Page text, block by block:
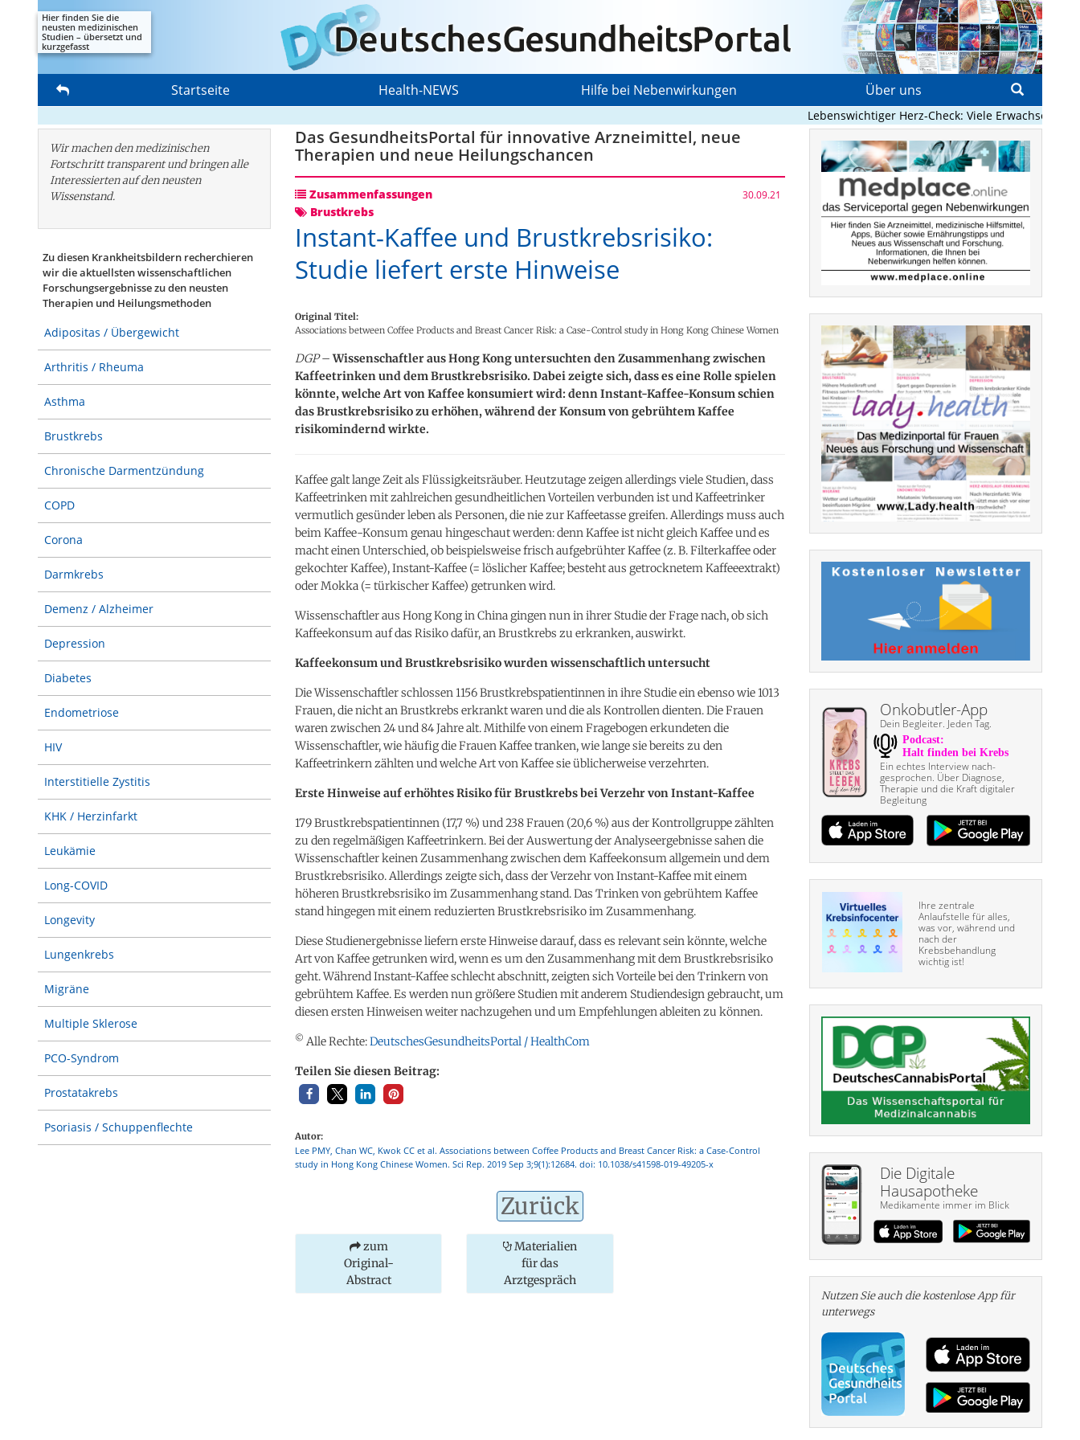
Hier finden Sie die
neusten medizinischen
Studien – übersetzt und
kurzgefasst
Startseite Health-NEWS Hilfe bei Nebenwirkungen Über uns
Lebenswichtiger Herz-Check: Viele Erwachsene mit
Wir machen den medizinischen
Fortschritt transparent und bringen alle
Interessierten auf den neusten
Wissenstand.
Zu diesen Krankheitsbildern recherchieren
wir die aktuellsten wissenschaftlichen
Forschungs­ergebnisse zu den neusten
Therapien und Heilungsmethoden
Adipositas / Übergewicht
Arthritis / Rheuma
Asthma
Brustkrebs
Chronische Darmentzündung
COPD
Corona
Darmkrebs
Demenz / Alzheimer
Depression
Diabetes
Endometriose
HIV
Interstitielle Zystitis
KHK / Herzinfarkt
Leukämie
Long-COVID
Longevity
Lungenkrebs
Migräne
Multiple Sklerose
PCO-Syndrom
Prostatakrebs
Psoriasis / Schuppenflechte
Das GesundheitsPortal für innovative Arzneimittel, neue
Therapien und neue Heilungschancen
Zusammenfassungen 30.09.21
Brustkrebs
Instant-Kaffee und Brustkrebsrisiko:
Studie liefert erste Hinweise
Original Titel:
Associations between Coffee Products and Breast Cancer Risk: a Case-Control study in Hong Kong Chinese Women
DGP–Wissenschaftler aus Hong Kong untersuchten den Zusammenhang zwischen
Kaffeetrinken und dem Brustkrebsrisiko. Dabei zeigte sich, dass es eine Rolle spielen
könnte, welche Art von Kaffee konsumiert wird: denn Instant-Kaffee-Konsum schien
das Brustkrebsrisiko zu erhöhen, während der Konsum von gebrühtem Kaffee
risikomindernd wirkte.
Kaffee galt lange Zeit als Flüssigkeitsräuber. Heutzutage zeigen allerdings viele Studien, dass
Kaffeetrinken mit zahlreichen gesundheitlichen Vorteilen verbunden ist und Kaffeetrinker
vermutlich gesünder leben als Personen, die nie zur Kaffeetasse greifen. Allerdings muss auch
beim Kaffee-Konsum genau hingeschaut werden: denn Kaffee ist nicht gleich Kaffee und es
macht einen Unterschied, ob beispielsweise frisch aufgebrühter Kaffee (z. B. Filterkaffee oder
gekochter Kaffee), Instant-Kaffee (= löslicher Kaffee; besteht aus getrocknetem Kaffeeextrakt)
oder Mokka (= türkischer Kaffee) getrunken wird.
Wissenschaftler aus Hong Kong in China gingen nun in ihrer Studie der Frage nach, ob sich
Kaffeekonsum auf das Risiko dafür, an Brustkrebs zu erkranken, auswirkt.
Kaffeekonsum und Brustkrebsrisiko wurden wissenschaftlich untersucht
Die Wissenschaftler schlossen 1156 Brustkrebspatientinnen in ihre Studie ein ebenso wie 1013
Frauen, die nicht an Brustkrebs erkrankt waren und die als Kontrollen dienten. Die Frauen
waren zwischen 24 und 84 Jahre alt. Mithilfe von einem Fragebogen erkundeten die
Wissenschaftler, wie häufig die Frauen Kaffee tranken, wie lange sie bereits zu den
Kaffeetrinkern zählten und welche Art von Kaffee sie üblicherweise verzehrten.
Erste Hinweise auf erhöhtes Risiko für Brustkrebs bei Verzehr von Instant-Kaffee
179 Brustkrebspatientinnen (17,7 %) und 238 Frauen (20,6 %) aus der Kontrollgruppe zählten
zu den regelmäßigen Kaffeetrinkern. Bei der Auswertung der Analyseergebnisse sahen die
Wissenschaftler keinen Zusammenhang zwischen dem Kaffeekonsum allgemein und dem
Brustkrebsrisiko. Allerdings zeigte sich, dass der Verzehr von Instant-Kaffee mit einem
höheren Brustkrebsrisiko im Zusammenhang stand. Das Trinken von gebrühtem Kaffee
stand hingegen mit einem reduzierten Brustkrebsrisiko im Zusammenhang.
Diese Studienergebnisse liefern erste Hinweise darauf, dass es relevant sein könnte, welche
Art von Kaffee getrunken wird, wenn es um den Zusammenhang mit dem Brustkrebsrisiko
geht. Während Instant-Kaffee schlecht abschnitt, zeigten sich Vorteile bei den Trinkern von
gebrühtem Kaffee. Es werden nun größere Studien mit anderem Studiendesign gebraucht, um
diesen ersten Hinweisen weiter nachzugehen und um Empfehlungen ableiten zu können.
© Alle Rechte:DeutschesGesundheitsPortal / HealthCom
Teilen Sie diesen Beitrag:
Autor:
Lee PMY, Chan WC, Kwok CC et al. Associations between Coffee Products and Breast Cancer Risk: a Case-Control
study in Hong Kong Chinese Women. Sci Rep. 2019 Sep 3;9(1):12684. doi: 10.1038/s41598-019-49205-x
Zurück
zum
Original-
Abstract
Materialien
für das
Arztgespräch
Onkobutler-App
Dein Begleiter. Jeden Tag.
Ein echtes Interview nach­
gesprochen. Über Diagnose,
Therapie und die Kraft digitaler
Begleitung
Ihre zentrale
Anlaufstelle für alles,
was vor, während und
nach der
Krebsbehandlung
wichtig ist!
Die Digitale
Hausapotheke
Medikamente immer im Blick
Nutzen Sie auch die kosten­lose App für
unterwegs